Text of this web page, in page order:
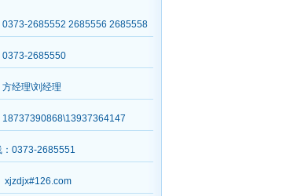
2685552 2685556 2685558
2685550
经理\刘经理
：0373-2685551